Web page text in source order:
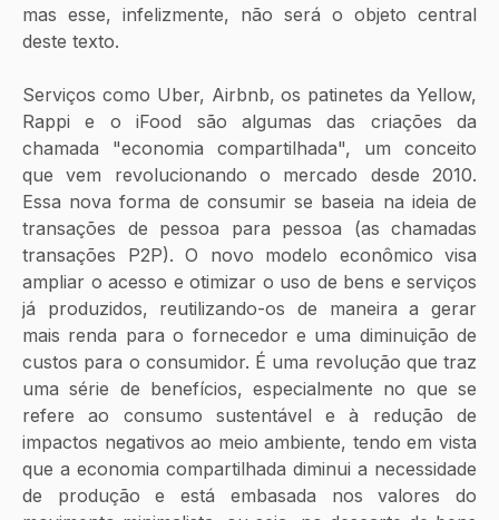
mas esse, infelizmente, não será o objeto central
deste texto.
Serviços como Uber, Airbnb, os patinetes da Yellow,
Rappi e o iFood são algumas das criações da
chamada "economia compartilhada", um conceito
que vem revolucionando o mercado desde 2010.
Essa nova forma de consumir se baseia na ideia de
transações de pessoa para pessoa (as chamadas
transações P2P). O novo modelo econômico visa
ampliar o acesso e otimizar o uso de bens e serviços
já produzidos, reutilizando-os de maneira a gerar
mais renda para o fornecedor e uma diminuição de
custos para o consumidor. É uma revolução que traz
uma série de benefícios, especialmente no que se
refere ao consumo sustentável e à redução de
impactos negativos ao meio ambiente, tendo em vista
que a economia compartilhada diminui a necessidade
de produção e está embasada nos valores do